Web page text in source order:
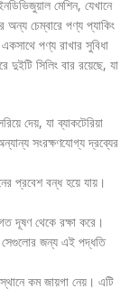
মেশিন, যেখানে
চেম্বারে পণ্য প্যাকিং
পণ্য রাখার সুবিধা
সিলিং বার রয়েছে, যা
দেয়, যা ব্যাকটেরিয়া
সংরক্ষণযোগ্য দ্রব্যের
প্রবেশ বন্ধ হয়ে যায়।
দূষণ থেকে রক্ষা করে।
সেগুলোর জন্য এই পদ্ধতি
কম জায়গা নেয়। এটি